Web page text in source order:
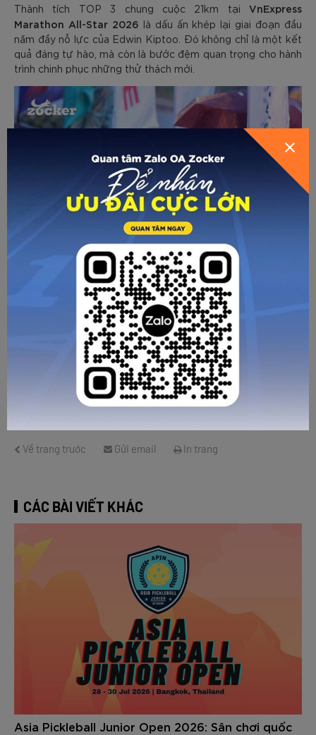
Thành tích TOP 3 chung cuộc 21km tại VnExpress
Marathon All-Star 2026 là dấu ấn khép lại giai đoạn đầu
năm đầy nỗ lực của Edwin Kiptoo. Đó không chỉ là một kết
quả đáng tự hào, mà còn là bước đệm quan trọng cho hành
trình chinh phục những thử thách mới.
Chúc Edwin Kiptoo có một giai đoạn tập luyện hiệu quả,
duy trì phong độ đỉnh cao và sớm trở lại đường đua với
Về trang trước
Gửi email In trang
CÁC BÀI VIẾT KHÁC
Asia Pickleball Junior Open 2026: Sân chơi quốc